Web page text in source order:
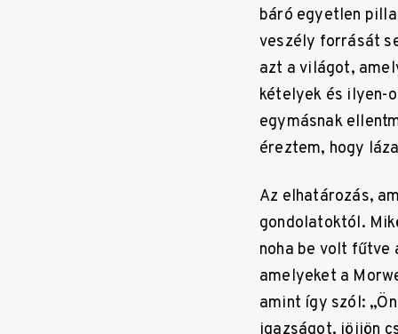
báró egyetlen
veszély forrását
azt a világot,
kételyek és ilyen-
egymásnak
éreztem, hogy
Az elhatározás,
gondolatoktól.
noha be volt
amelyeket a
amint így szól:
igazságot, jöjjön